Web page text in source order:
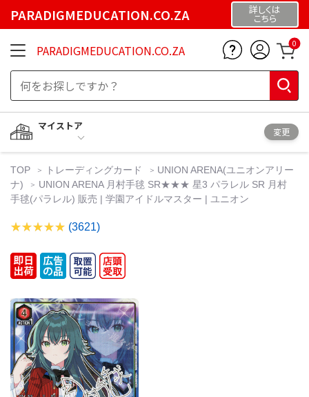
PARADIGMEDUCATION.CO.ZA 詳しくは
こちら
PARADIGMEDUCATION.CO.ZA 0
マイストア
変更
TOP トレーディングカード
UNION ARENA(ユニオンアリー
ナ)
UNION ARENA 月村手毬 SR★★★ 星3 パラレル SR 月村
手毬(パラレル) 販売 | 学園アイドルマスター | ユニオン
(3621)